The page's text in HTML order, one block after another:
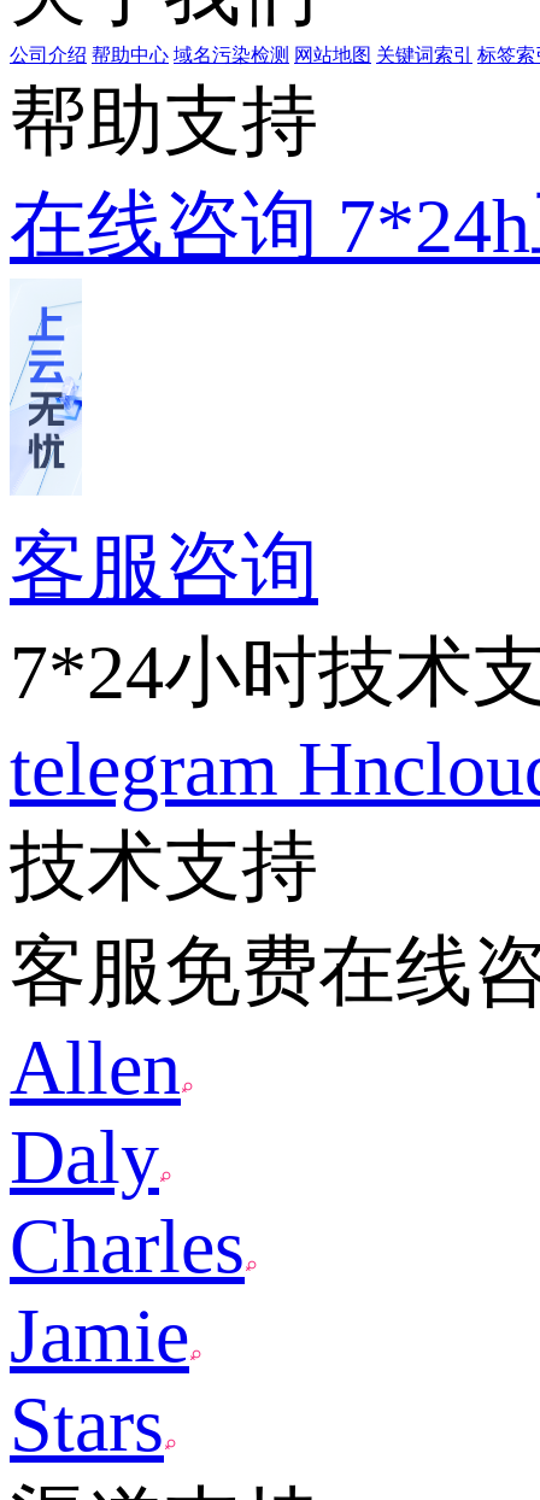
公司介绍 帮助中心 域名污染检测 网站地图 关键词索引 标签索
帮助支持
在线咨询
客服咨询
7*24小时技术
telegram
技术支持
客服免费在线
Allen
Daly
Charles
Jamie
Stars